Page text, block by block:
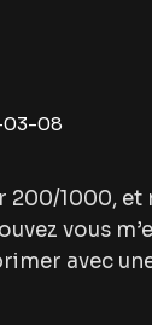
08
200/1000, et
vous
avec